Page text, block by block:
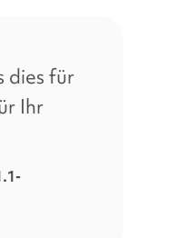
dies für
Ihr